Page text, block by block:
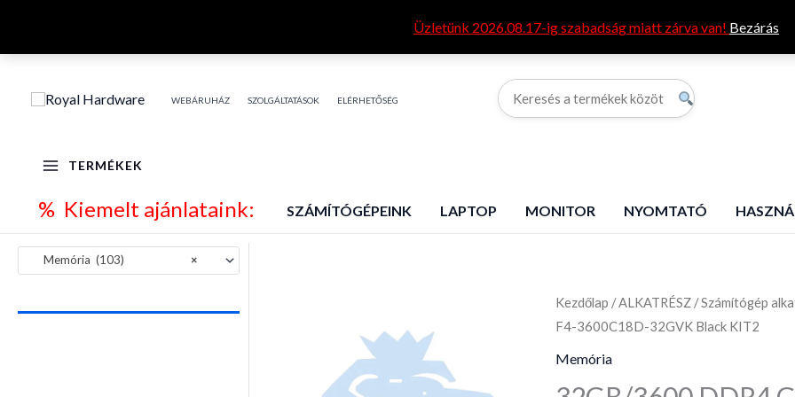
Üzletünk 2026.08.17-ig szabadság miatt zárva van! Bezárás
WEBÁRUHÁZ SZOLGÁLTATÁSOK ELÉRHETŐSÉG
TERMÉKEK
% Kiemelt ajánlataink: SZÁMÍTÓGÉPEINK LAPTOP MONITOR NYOMTATÓ
×
Memória (103)
Kezdőlap /ALKATRÉSZ/Számítógép
F4-3600C18D-32GVK Black KIT2
Memória
32GB/3600
DDR4
G.Skill